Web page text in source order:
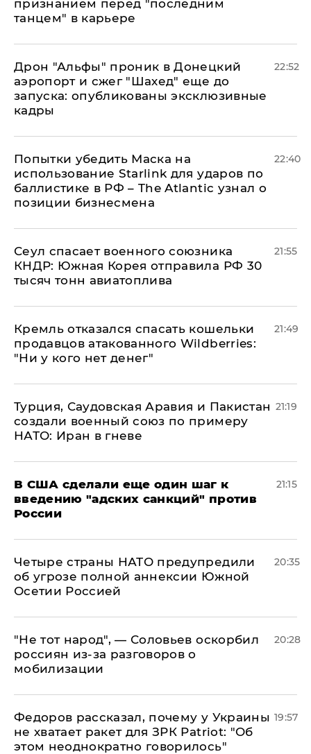
признанием перед "последним
танцем" в карьере
Дрон "Альфы" проник в Донецкий
аэропорт и сжег "Шахед" еще до
запуска: опубликованы эксклюзивные
кадры
22:52
Попытки убедить Маска на
использование Starlink для ударов по
баллистике в РФ – The Atlantic узнал о
позиции бизнесмена
22:40
​Сеул спасает военного союзника
КНДР: Южная Корея отправила РФ 30
тысяч тонн авиатоплива
21:55
Кремль отказался спасать кошельки
продавцов атакованного Wildberries:
"Ни у кого нет денег"
21:49
Турция, Саудовская Аравия и Пакистан
создали военный союз по примеру
НАТО: Иран в гневе
21:19
В США сделали еще один шаг к
введению "адских санкций" против
России
21:15
Четыре страны НАТО предупредили
об угрозе полной аннексии Южной
Осетии Россией
20:35
​"Не тот народ", — Соловьев оскорбил
россиян из-за разговоров о
мобилизации
20:28
Федоров рассказал, почему у Украины
не хватает ракет для ЗРК Patriot: "Об
этом неоднократно говорилось"
19:57